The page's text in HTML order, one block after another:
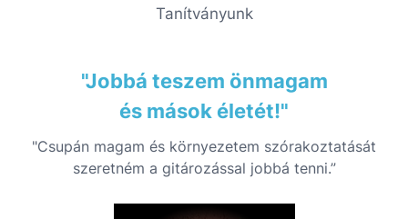
Tanítványunk
"Jobbá teszem önmagam
és mások életét!"
"Csupán magam és környezetem szórakoztatását
szeretném a gitározással jobbá tenni.”